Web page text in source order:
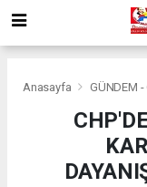
Anasayfa GÜNDEM -